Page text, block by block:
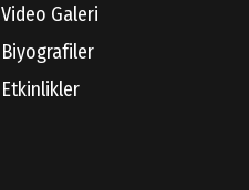
Video Galeri
Biyografiler
Etkinlikler